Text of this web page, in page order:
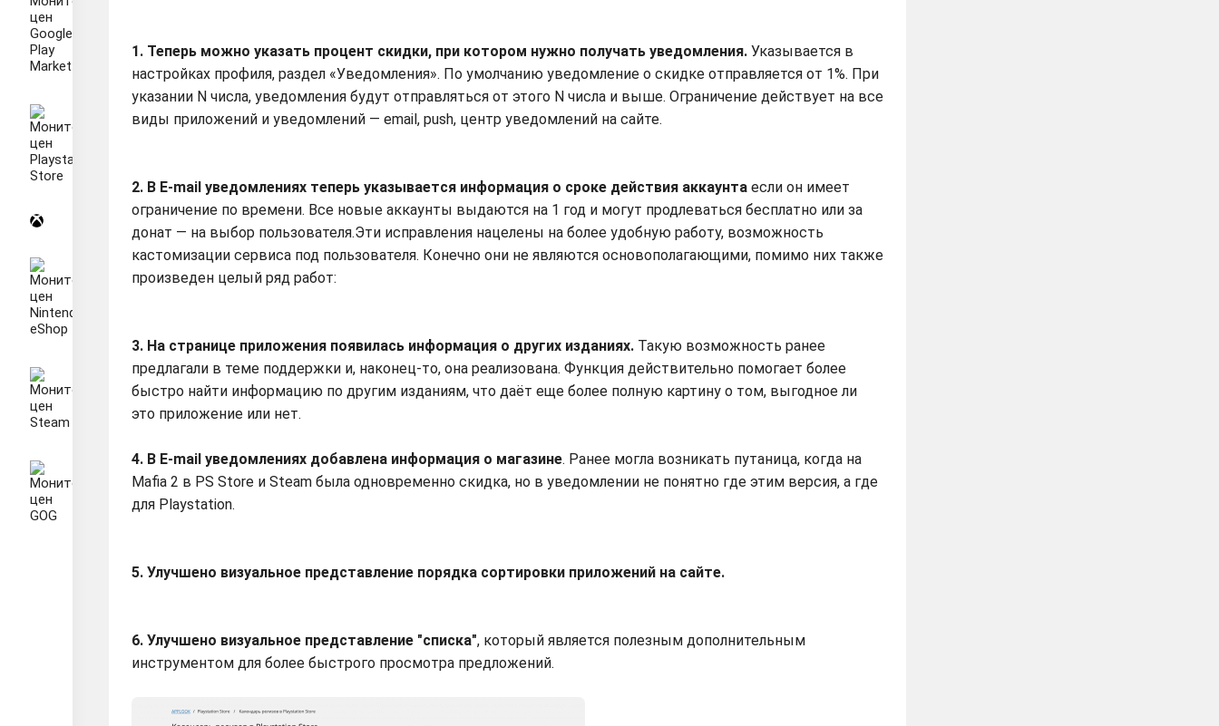
1. Теперь можно указать процент скидки, при котором нужно получать уведомления. Указывается в
настройках профиля, раздел «Уведомления». По умолчанию уведомление о скидке отправляется от 1%. При
указании N числа, уведомления будут отправляться от этого N числа и выше. Ограничение действует на все
виды приложений и уведомлений — email, push, центр уведомлений на сайте.
2. В E-mail уведомлениях теперь указывается информация о сроке действия аккаунта если он имеет
ограничение по времени. Все новые аккаунты выдаются на 1 год и могут продлеваться бесплатно или за
донат — на выбор пользователя.Эти исправления нацелены на более удобную работу, возможность
кастомизации сервиса под пользователя. Конечно они не являются основополагающими, помимо них также
произведен целый ряд работ:
3. На странице приложения появилась информация о других изданиях. Такую возможность ранее
предлагали в теме поддержки и, наконец-то, она реализована. Функция действительно помогает более
быстро найти информацию по другим изданиям, что даёт еще более полную картину о том, выгодное ли
это приложение или нет.
4. В E-mail уведомлениях добавлена информация о магазине. Ранее могла возникать путаница, когда на
Mafia 2 в PS Store и Steam была одновременно скидка, но в уведомлении не понятно где этим версия, а где
для Playstation.
5. Улучшено визуальное представление порядка сортировки приложений на сайте.
6. Улучшено визуальное представление "списка", который является полезным дополнительным
инструментом для более быстрого просмотра предложений.